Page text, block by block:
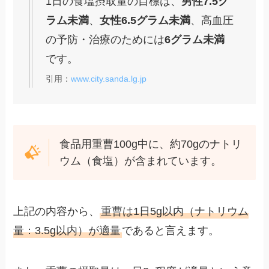
ラム未満、女性6.5グラム未満、高血圧
の予防・治療のためには6グラム未満
です。
引用：www.city.sanda.lg.jp
食品用重曹100g中に、約70gのナトリ
ウム（食塩）が含まれています。
上記の内容から、重曹は1日5g以内（ナトリウム
量：3.5g以内）が適量であると言えます。